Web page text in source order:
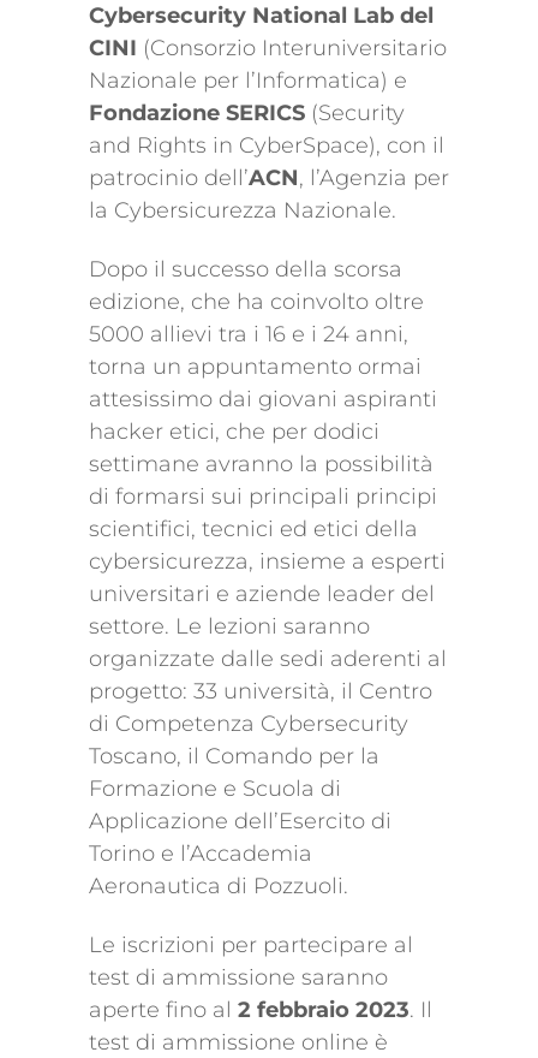
Cybersecurity National Lab del
CINI (Consorzio Interuniversitario
Nazionale per l’Informatica) e
Fondazione SERICS (Security
and Rights in CyberSpace), con il
patrocinio dell’ACN, l’Agenzia per
la Cybersicurezza Nazionale.
Dopo il successo della scorsa
edizione, che ha coinvolto oltre
5000 allievi tra i 16 e i 24 anni,
torna un appuntamento ormai
attesissimo dai giovani aspiranti
hacker etici, che per dodici
settimane avranno la possibilità
di formarsi sui principali principi
scientifici, tecnici ed etici della
cybersicurezza, insieme a esperti
universitari e aziende leader del
settore. Le lezioni saranno
organizzate dalle sedi aderenti al
progetto: 33 università, il Centro
di Competenza Cybersecurity
Toscano, il Comando per la
Formazione e Scuola di
Applicazione dell’Esercito di
Torino e l’Accademia
Aeronautica di Pozzuoli.
Le iscrizioni per partecipare al
test di ammissione saranno
aperte fino al 2 febbraio 2023. Il
test di ammissione online è